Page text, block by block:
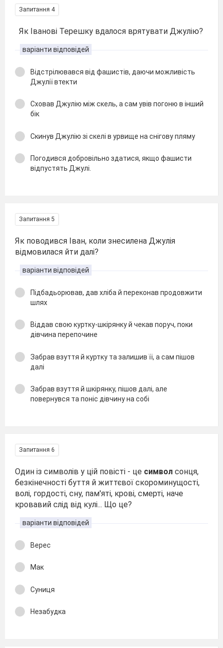
Запитання 4
Як Іванові Терешку вдалося врятувати Джулію?
варіанти відповідей
Відстрілювався від фашистів, даючи можливість
Джулії втекти
Сховав Джулію між скель, а сам увів погоню в інший
бік
Скинув Джулію зі скелі в урвище на снігову пляму
Погодився добровільно здатися, якщо фашисти
відпустять Джулі.
Запитання 5
Як поводився Іван, коли знесилена Джулія
відмовилася йти далі?
варіанти відповідей
Підбадьорював, дав хліба й переконав продовжити
шлях
Віддав свою куртку-шкірянку й чекав поруч, поки
дівчина перепочине
Забрав взуття й куртку та залишив її, а сам пішов
далі
Забрав взуття й шкірянку, пішов далі, але
повернувся та поніс дівчину на собі
Запитання 6
Один із символів у цій повісті - це символ сонця,
безкінечності буття й життєвої скороминущості,
волі, гордості, сну, пам'яті, крові, смерті, наче
кровавий слід від кулі... Що це?
варіанти відповідей
Верес
Мак
Суниця
Незабудка